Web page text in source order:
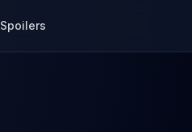
Spoilers